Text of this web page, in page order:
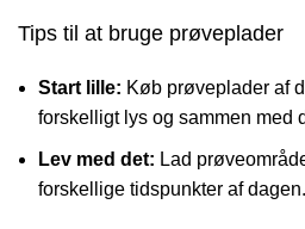
Tips til at bruge prøveplader
Start lille: Køb prøveplader af
forskelligt lys og sammen med
Lev med det: Lad
forskellige tidspunkter af dagen.